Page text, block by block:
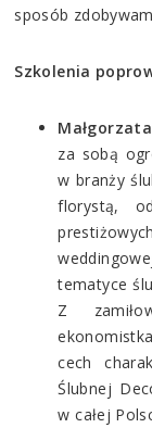
sposób
Szkolenia
za sobą
w branży
florystą,
tematyce
Z
cech
Ślubnej
w całej